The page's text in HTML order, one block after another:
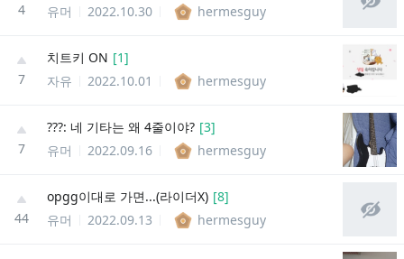
4
유머
2022.10.30 hermesguy
7
치트키 ON [1]
자유
2022.10.01 hermesguy
7
???: 네 기타는 왜 4줄이야? [3]
유머
2022.09.16 hermesguy
44
opgg이대로 가면...(라이더X) [8]
유머
2022.09.13 hermesguy